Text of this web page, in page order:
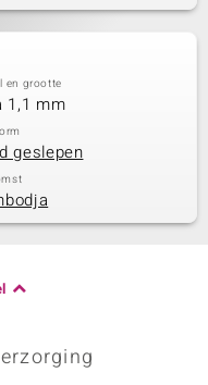
en grootte
1,1 mm
geslepen